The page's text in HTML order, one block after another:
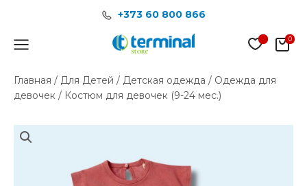
содержимому
+373 60 800 866
Main
Главная / Для Детей / Детская одежда / Одежда для
девочек / Костюм для девочек (9-24 мес.)
товара
Костюм